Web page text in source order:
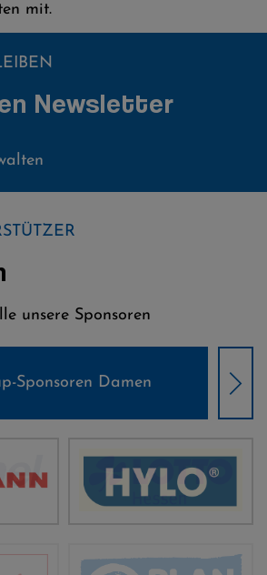
mit.
Newsletter
unsere Sponsoren
Sponsoren Damen